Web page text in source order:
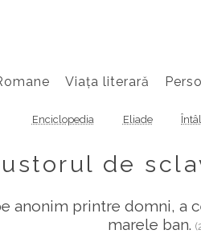
Viața literară
Enciclopedia Eliade
de
anonim printre domni, a
marele ban.